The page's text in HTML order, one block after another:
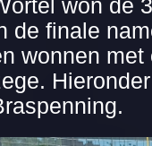
won de
de finale
wonnen